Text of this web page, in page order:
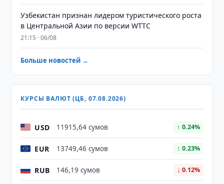
Узбекистан признан лидером туристического роста
в Центральной Азии по версии WTTC
21:15 · 06/08
Больше новостей →
КУРСЫ ВАЛЮТ (ЦБ, 07.08.2026)
USD 11915,64 сумов ↑ 0.24%
EUR 13749,46 сумов ↑ 0.23%
RUB 146,19 сумов ↓ 0.12%